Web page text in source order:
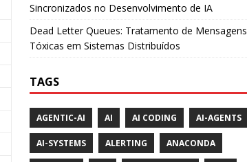
Sincronizados no Desenvolvimento de IA
Dead Letter Queues: Tratamento de Mensagens
Tóxicas em Sistemas Distribuídos
TAGS
AGENTIC-AI AI AI CODING AI-AGENTS
AI-SYSTEMS ALERTING ANACONDA